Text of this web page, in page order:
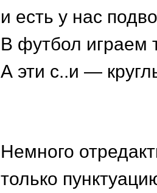
и есть у нас
В футбол играем
А эти с..и —
Немного
только